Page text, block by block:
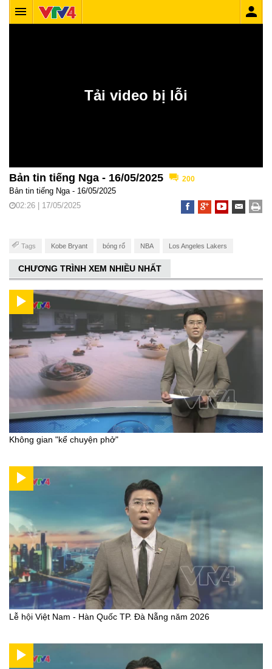
Bản tin tiếng Nga - 16/05/2025 200
Bản tin tiếng Nga - 16/05/2025
02:26 | 17/05/2025
Tags Kobe Bryant bóng rổ NBA Los Angeles Lakers
CHƯƠNG TRÌNH XEM NHIỀU NHẤT
Không gian "kể chuyện phở"
Lễ hội Việt Nam - Hàn Quốc TP. Đà Nẵng năm 2026